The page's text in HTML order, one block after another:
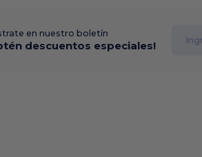
en nuestro boletín
descuentos especiales!